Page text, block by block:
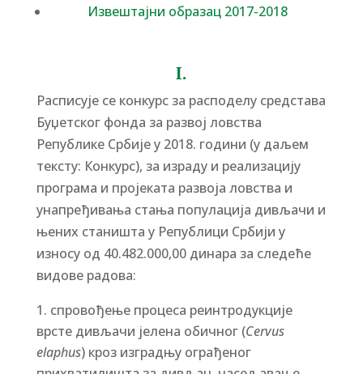
Извештајни образац 2017-2018
I.
Расписује се конкурс за расподелу средстава
Буџетског фонда за развој ловства
Републике Србије у 2018. години (у даљем
тексту: Конкурс), за израду и реализацију
програма и пројеката развоја ловства и
унапређивања стања популација дивљачи и
њених станишта у Републици Србији у
износу од 40.482.000,00 динара за следеће
видове радова:
спровођење процеса реинтродукције
врсте дивљачи јелена обичног (Cervus
elaphus) кроз изградњу ограђеног